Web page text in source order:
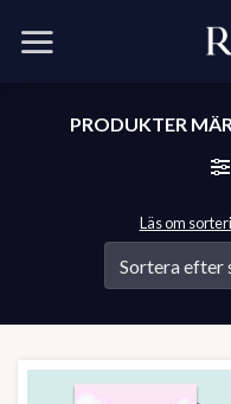
PRODUKTER
Läs om